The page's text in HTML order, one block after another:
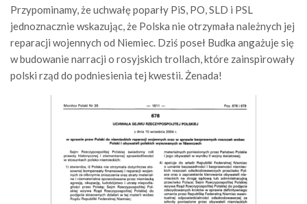
Przypominamy, że uchwałę poparły PiS, PO, SLD i PSL
jednoznacznie wskazując, że Polska nie otrzymała należnych jej
reparacji wojennych od Niemiec. Dziś poseł Budka angażuje się
w budowanie narracji o rosyjskich trollach, które zainspirowały
polski rząd do podniesienia tej kwestii. Żenada!